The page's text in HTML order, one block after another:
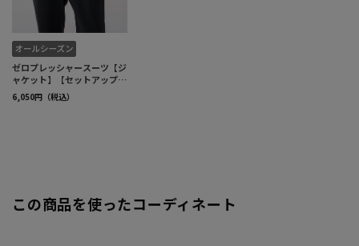
この商品を使ったコーディネート